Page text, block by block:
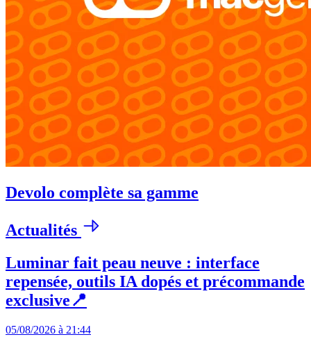
Devolo complète sa gamme
Actualités
Luminar fait peau neuve : interface
repensée, outils IA dopés et précommande
exclusive📍
05/08/2026 à 21:44